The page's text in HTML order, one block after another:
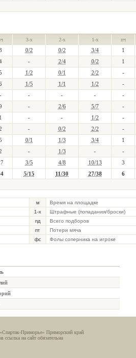
3-х 2-х 1-х пч
0/2 0/2 3/4 1
- 2/4 0/2 1
1/2 0/1 2/2 -
1/5 1/1 1/2 -
- - - - -
- 2/6 5/7 -
1 - - 1/2 -
- 0/2 2/2 -
0/1 1/3 3/4 1
- 1/3 - -
3/5 4/8 10/13 3
5/15 11/30 27/38 6
м Время на площадке
1-х Штрафные (попадания/броски)
пд Всего подборов
пт Потери мяча
фс Фолы соперника на игроке
Приморье» Приморский край
ссылка на сайт обязательна